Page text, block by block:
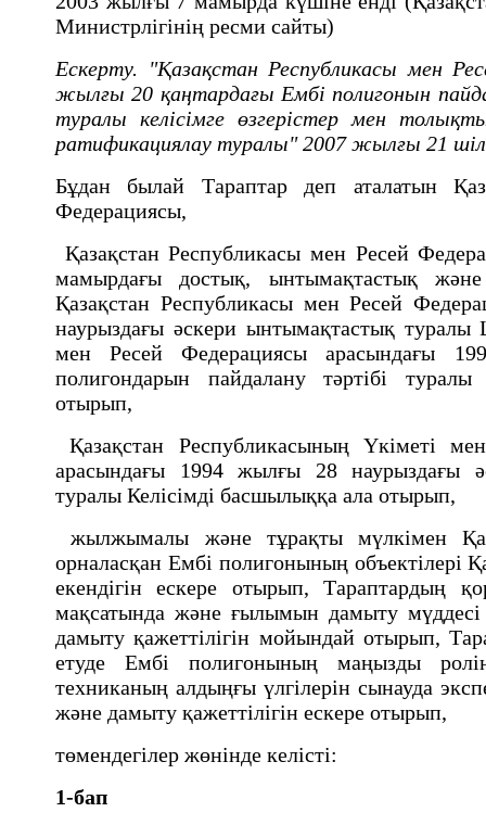
Министрлігінің ресми сайты)
Ескерту. "Қазақстан Республикасы мен
жылғы 20 қаңтардағы Ембі полигонын
туралы келісімге өзгерістер мен
ратификациялау туралы" 2007 жылғы 21
Бұдан былай Тараптар деп аталатын
Федерациясы,
Қазақстан Республикасы мен Ресей
мамырдағы достық, ынтымақтастық
Қазақстан Республикасы мен Ресей
наурыздағы әскери ынтымақтастық
мен Ресей Федерациясы арасындағы
полигондарын пайдалану тәртiбi
отырып,
Қазақстан Республикасының Үкiметi
арасындағы 1994 жылғы 28 наурыздағы
туралы Келiсiмдi басшылыққа ала отырып,
жылжымалы және тұрақты мүлкiмен
орналасқан Ембі полигонының объектiлерi
екендiгiн ескере отырып, Тараптардың
мақсатында және ғылымын дамыту
дамыту қажеттiлігiн мойындай отырып,
етуде Ембі полигонының маңызды
техниканың алдыңғы үлгiлерiн сынауда
және дамыту қажеттiлiгiн ескере отырып,
төмендегiлер жөнiнде келiстi:
1-бап